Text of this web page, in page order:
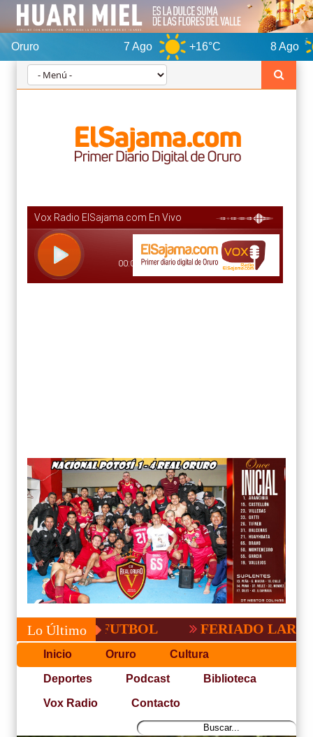
+16°C 8 Ago +15°C
Lo Último
DE FUTBOL FERIADO LARGO EN
Inicio Oruro Cultura
Deportes Podcast Biblioteca
Vox Radio Contacto